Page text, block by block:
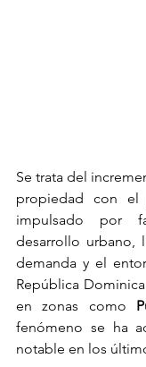
Se trata del
propiedad con
impulsado por
desarrollo urbano,
demanda y el
República
en zonas como
fenómeno se ha
notable en los